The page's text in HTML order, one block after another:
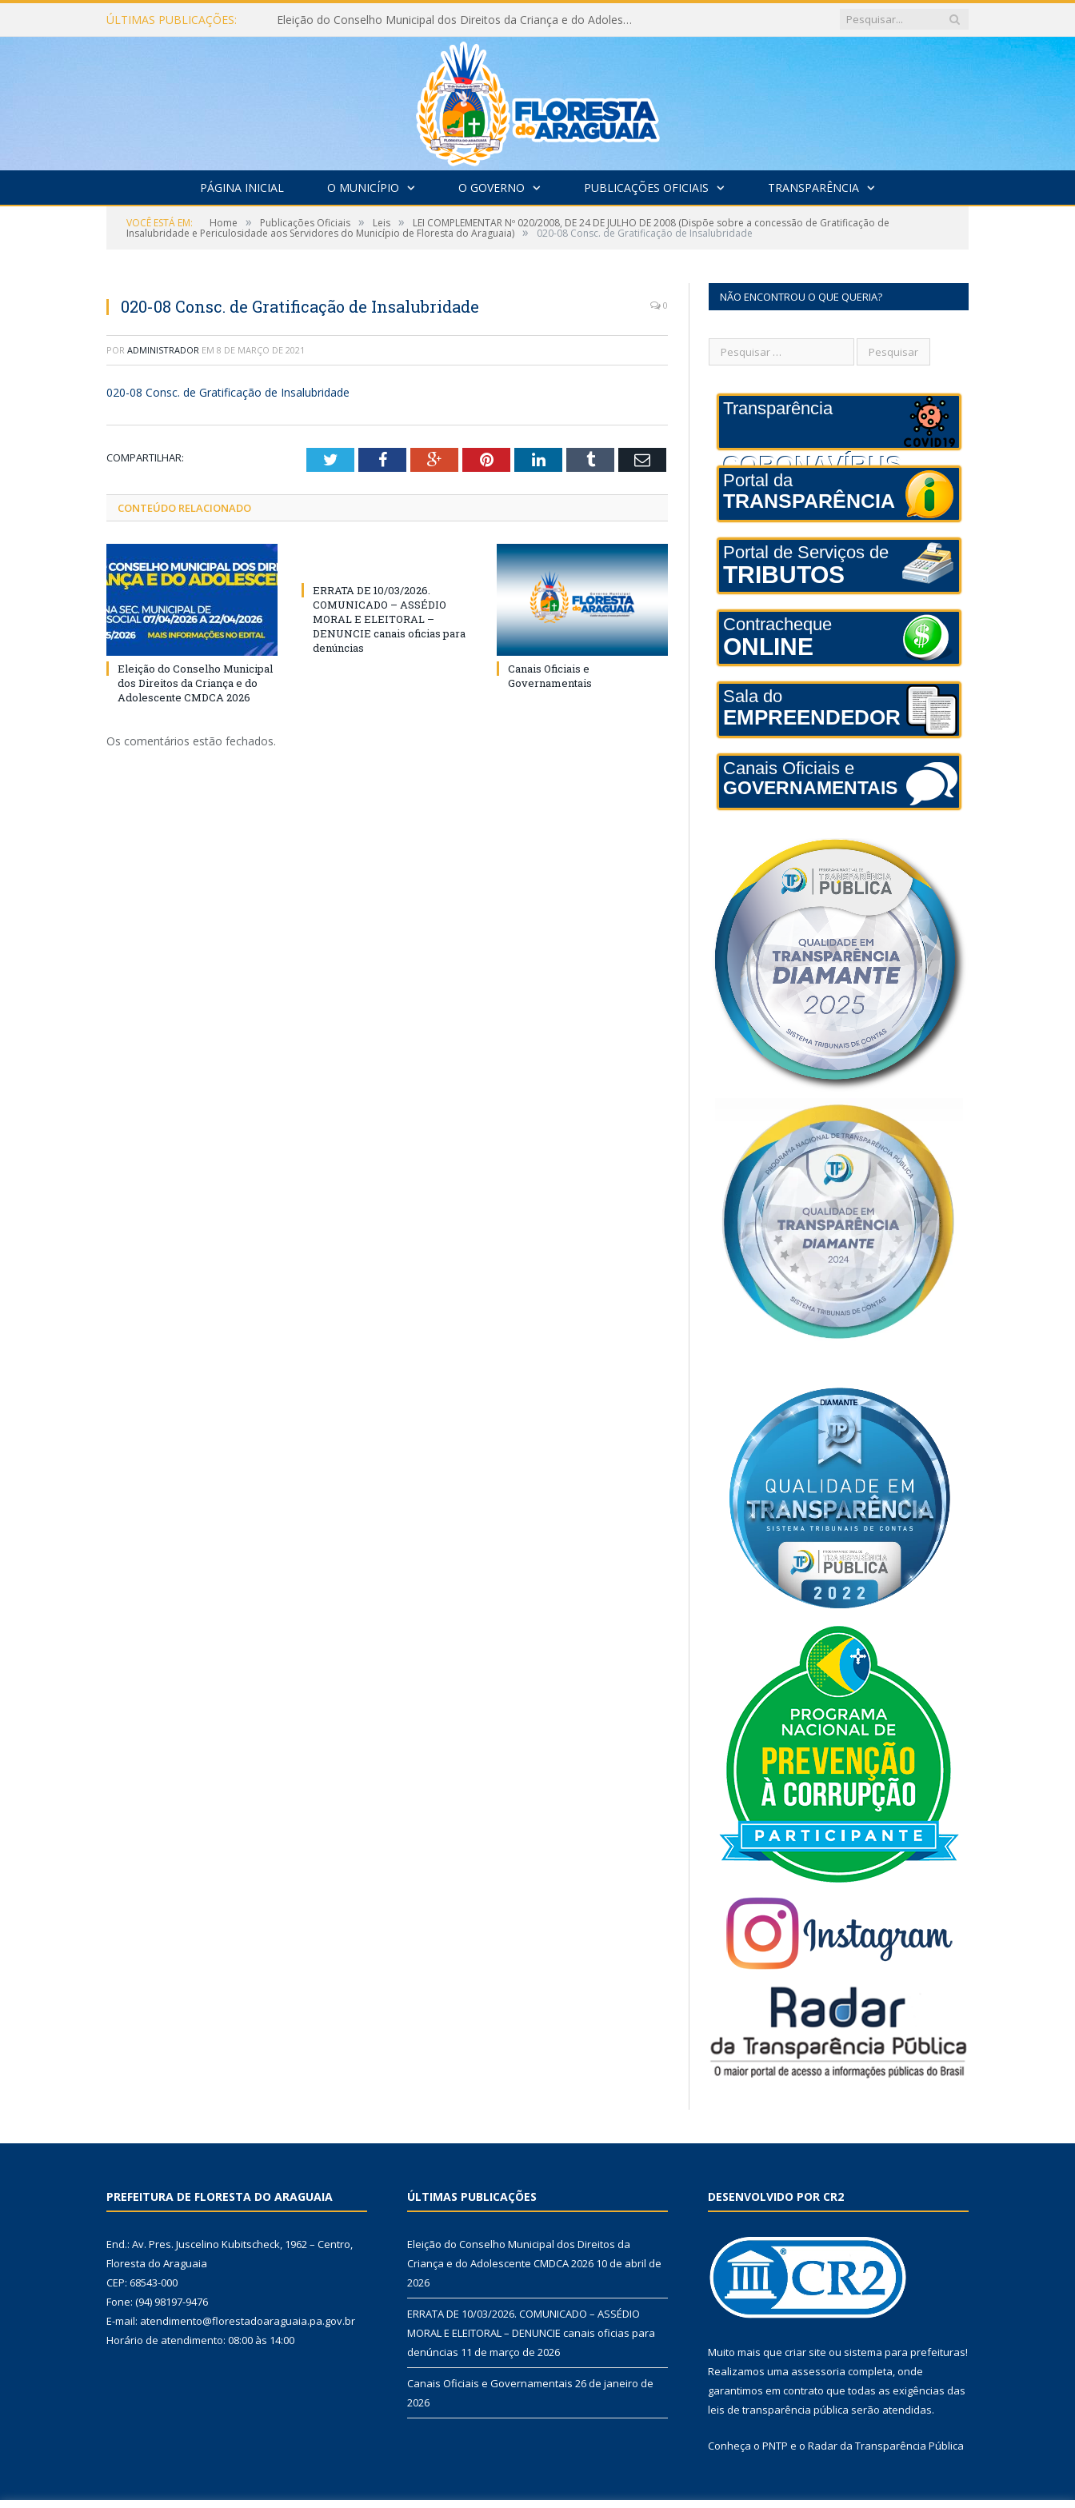
ÚLTIMAS PUBLICAÇÕES: Eleição do Conselho Municipal dos Direitos da Criança e do Adolescente CMDCA 2026
PÁGINA INICIAL O MUNICÍPIO O GOVERNO PUBLICAÇÕES OFICIAIS TRANSPARÊNCIA
VOCÊ ESTÁ EM: Home » Publicações Oficiais » Leis » LEI COMPLEMENTAR Nº 020/2008, DE 24 DE JULHO DE 2008 (Dispõe sobre a concessão de Gratificação de
Insalubridade e Periculosidade aos Servidores do Município de Floresta do Araguaia) » 020-08 Consc. de Gratificação de Insalubridade
020-08 Consc. de Gratificação de Insalubridade 0
POR ADMINISTRADOR EM 8 DE MARÇO DE 2021
020-08 Consc. de Gratificação de Insalubridade
COMPARTILHAR: TwitterFacebookGoogle+PinterestLinkedInTumblr Email
CONTEÚDO RELACIONADO
Eleição do Conselho Municipal
dos Direitos da Criança e do
Adolescente CMDCA 2026
ERRATA DE 10/03/2026.
COMUNICADO – ASSÉDIO
MORAL E ELEITORAL –
DENUNCIE canais oficias para
denúncias
Canais Oficiais e
Governamentais
Os comentários estão fechados.
NÃO ENCONTROU O QUE QUERIA?
Transparência
CORONAVÍRUS
Portal da
TRANSPARÊNCIA
Portal de Serviços de
TRIBUTOS
Contracheque
ONLINE
Sala do
EMPREENDEDOR
Canais Oficiais e
GOVERNAMENTAIS
PREFEITURA DE FLORESTA DO ARAGUAIA
End.: Av. Pres. Juscelino Kubitscheck, 1962 – Centro,
Floresta do Araguaia
CEP: 68543-000
Fone: (94) 98197-9476
E-mail: atendimento@florestadoaraguaia.pa.gov.br
Horário de atendimento: 08:00 às 14:00
ÚLTIMAS PUBLICAÇÕES
Eleição do Conselho Municipal dos Direitos da
Criança e do Adolescente CMDCA 2026 10 de abril de
2026
ERRATA DE 10/03/2026. COMUNICADO – ASSÉDIO
MORAL E ELEITORAL – DENUNCIE canais oficias para
denúncias 11 de março de 2026
Canais Oficiais e Governamentais 26 de janeiro de
2026
DESENVOLVIDO POR CR2
Muito mais que criar site ou sistema para prefeituras!
Realizamos uma assessoria completa, onde
garantimos em contrato que todas as exigências das
leis de transparência pública serão atendidas.
Conheça o PNTP e o Radar da Transparência Pública